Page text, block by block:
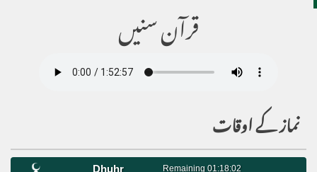
قرآن سنیں
نماز کے اوقات